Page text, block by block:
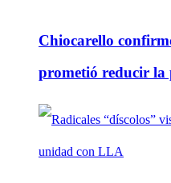
Chiocarello
prometió reducir